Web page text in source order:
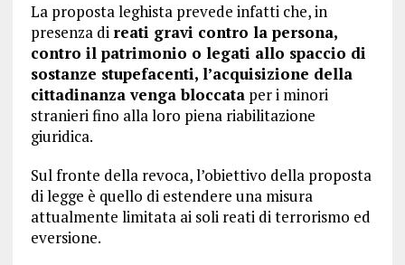
La proposta leghista prevede infatti che, in
presenza di reati gravi contro la persona,
contro il patrimonio o legati allo spaccio di
sostanze stupefacenti, l’acquisizione della
cittadinanza venga bloccataper i minori
stranieri fino alla loro piena riabilitazione
giuridica.
Sul fronte della revoca, l’obiettivo della proposta
di legge è quello di estendere una misura
attualmente limitata ai soli reati di terrorismo ed
eversione.